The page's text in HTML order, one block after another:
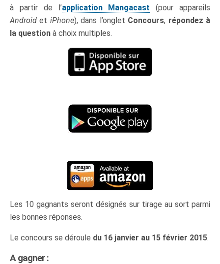
à partir de l’application Mangacast
(pour appareils
Android et iPhone), dans l’onglet Concours, répondez à
la question à choix multiples.
Les 10 gagnants seront désignés sur tirage au sort parmi
les bonnes réponses.
Le concours se déroule du 16 janvier au 15 février 2015.
A gagner :